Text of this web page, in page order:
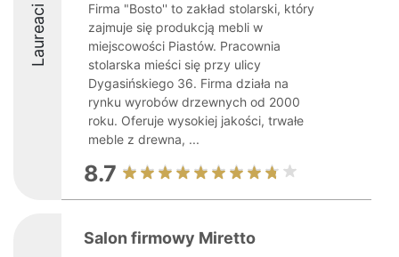
Laureaci
Firma "Bosto'' to zakład stolarski, który
zajmuje się produkcją mebli w
miejscowości Piastów. Pracownia
stolarska mieści się przy ulicy
Dygasińskiego 36. Firma działa na
rynku wyrobów drzewnych od 2000
roku. Oferuje wysokiej jakości, trwałe
meble z drewna, ...
8.7
Salon firmowy Miretto